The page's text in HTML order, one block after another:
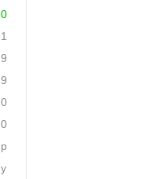
0
1
9
9
0
0
р
у